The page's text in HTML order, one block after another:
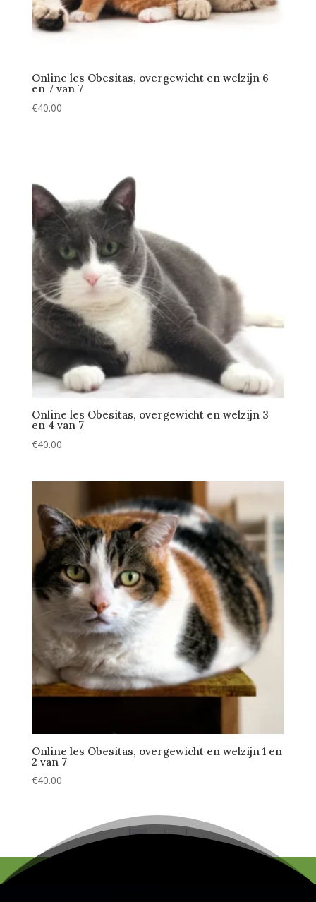
Online les Obesitas, overgewicht en welzijn 6
en 7 van 7
€40.00
Online les Obesitas, overgewicht en welzijn 3
en 4 van 7
€40.00
Online les Obesitas, overgewicht en welzijn 1 en
2 van 7
€40.00
1 →